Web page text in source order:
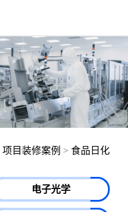
项目装修案例 > 食品日化
电子光学